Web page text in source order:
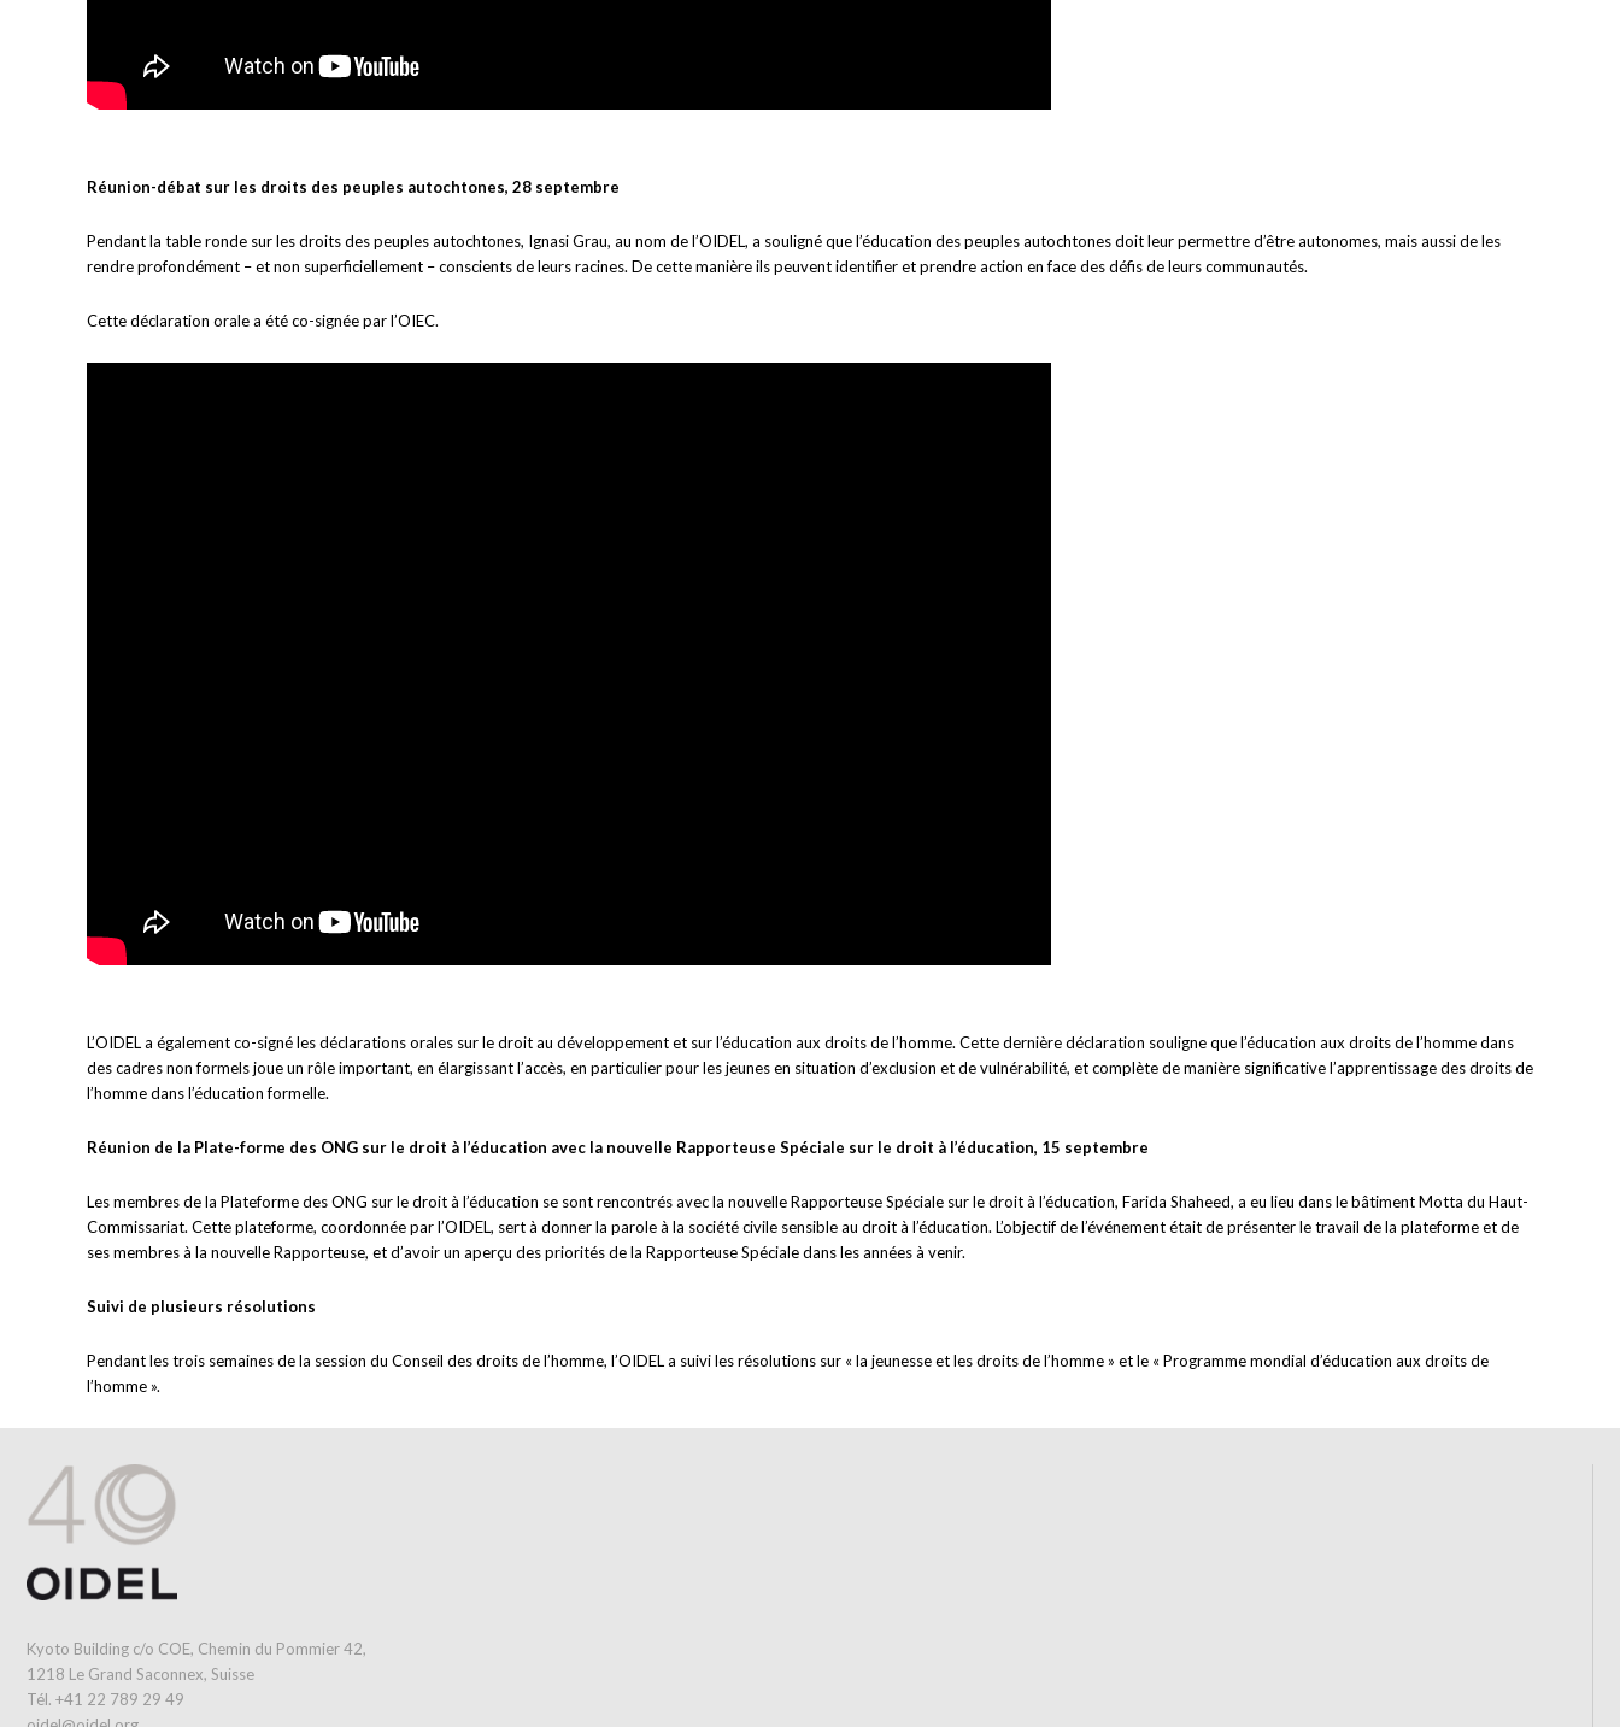
Réunion-débat sur les droits des peuples autochtones, 28 septembre
Pendant la table ronde sur les droits des peuples autochtones, Ignasi Grau, au nom de l’OIDEL, a souligné que l’éducation des peuples autochtones doit leur permettre d’être autonomes, mais aussi de les
rendre profondément – et non superficiellement – conscients de leurs racines. De cette manière ils peuvent identifier et prendre action en face des défis de leurs communautés.
Cette déclaration orale a été co-signée par l’OIEC.
L’OIDEL a également co-signé les déclarations orales sur le droit au développement et sur l’éducation aux droits de l’homme. Cette dernière déclaration souligne que l’éducation aux droits de l’homme dans
des cadres non formels joue un rôle important, en élargissant l’accès, en particulier pour les jeunes en situation d’exclusion et de vulnérabilité, et complète de manière significative l’apprentissage des droits de
l’homme dans l’éducation formelle.
Réunion de la Plate-forme des ONG sur le droit à l’éducation avec la nouvelle Rapporteuse Spéciale sur le droit à l’éducation, 15 septembre
Les membres de la Plateforme des ONG sur le droit à l’éducation se sont rencontrés avec la nouvelle Rapporteuse Spéciale sur le droit à l’éducation, Farida Shaheed, a eu lieu dans le bâtiment Motta du Haut-
Commissariat. Cette plateforme, coordonnée par l’OIDEL, sert à donner la parole à la société civile sensible au droit à l’éducation. L’objectif de l’événement était de présenter le travail de la plateforme et de
ses membres à la nouvelle Rapporteuse, et d’avoir un aperçu des priorités de la Rapporteuse Spéciale dans les années à venir.
Suivi de plusieurs résolutions
Pendant les trois semaines de la session du Conseil des droits de l’homme, l’OIDEL a suivi les résolutions sur « la jeunesse et les droits de l’homme » et le « Programme mondial d’éducation aux droits de
l’homme ».
Kyoto Building c/o COE, Chemin du Pommier 42,
1218 Le Grand Saconnex, Suisse
Tél. +41 22 789 29 49